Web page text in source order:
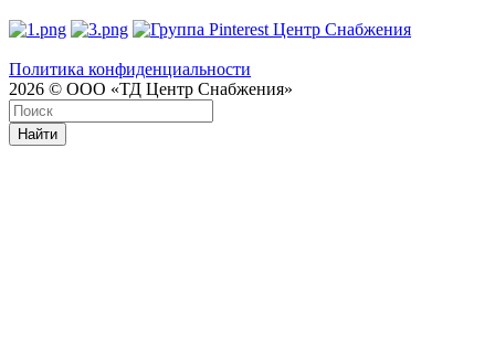
Политика конфиденциальности
2026 © ООО «ТД Центр Снабжения»
Найти